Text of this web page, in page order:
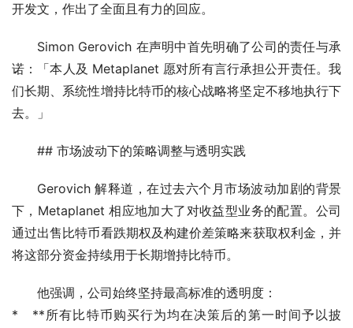
开发文，作出了全面且有力的回应。
Simon Gerovich 在声明中首先明确了公司的责任与承
诺：「本人及 Metaplanet 愿对所有言行承担公开责任。我
们长期、系统性增持比特币的核心战略将坚定不移地执行下
去。」
## 市场波动下的策略调整与透明实践
Gerovich 解释道，在过去六个月市场波动加剧的背景
下，Metaplanet 相应地加大了对收益型业务的配置。公司
通过出售比特币看跌期权及构建价差策略来获取权利金，并
将这部分资金持续用于长期增持比特币。
他强调，公司始终坚持最高标准的透明度：
*   **所有比特币购买行为均在决策后的第一时间予以披